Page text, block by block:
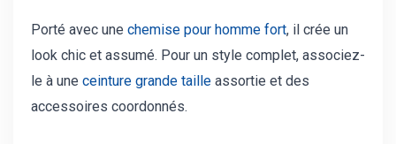
Porté avec une chemise pour homme fort, il crée un
look chic et assumé. Pour un style complet, associez-
le à une ceinture grande taille assortie et des
accessoires coordonnés.